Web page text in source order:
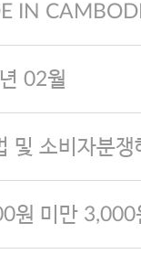
IN
02월
및 소비자분
원 미만 3,000